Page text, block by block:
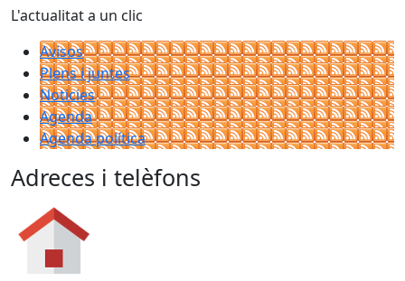
L'actualitat a un clic
Avisos
Plens i juntes
Noticies
Agenda
Agenda política
Adreces i telèfons